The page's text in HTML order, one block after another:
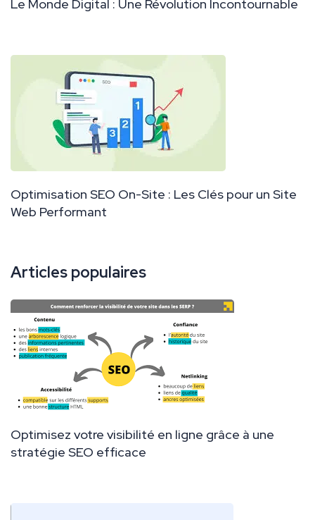
Le Monde Digital : Une Révolution Incontournable
Optimisation SEO On-Site : Les Clés pour un Site
Web Performant
Articles populaires
Optimisez votre visibilité en ligne grâce à une
stratégie SEO efficace